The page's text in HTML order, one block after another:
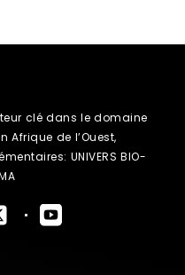
clé dans le domaine
Afrique de l’Ouest,
UNIVERS BIO-